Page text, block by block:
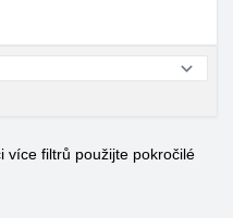
více filtrů použijte pokročilé